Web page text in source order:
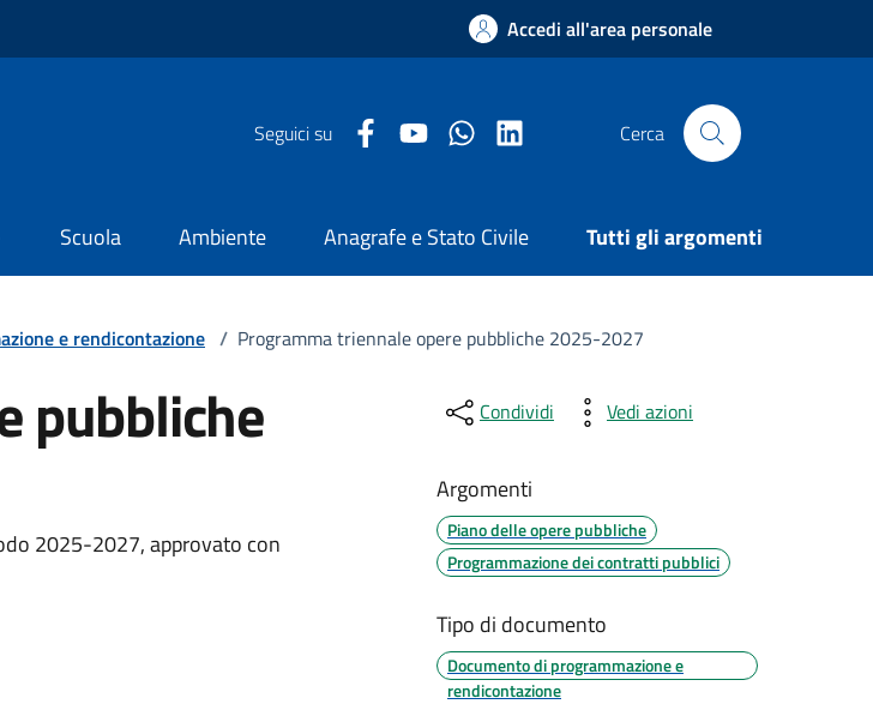
Accedi all'area personale
Seguici su Facebook Comune di Arezzo
Youtube Comune di Arezzo
Twitter Comune di Arezzo
LinkedIn Comune di Arezzo
Cerca
Scuola Ambiente Anagrafe e Stato Civile Tutti gli argomenti
e rendicontazione / Programma triennale opere pubbliche 2025-2027
pubbliche
2025-2027, approvato con
Condividi Vedi azioni
Argomenti
Piano delle opere pubbliche
Programmazione dei contratti pubblici
Tipo di documento
Documento di programmazione e
rendicontazione